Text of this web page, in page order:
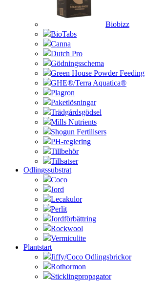
Biobizz
BioTabs
Canna
Dutch Pro
Gödningsschema
Green House Powder Feeding
GHE®/Terra Aquatica®
Plagron
Paketlösningar
Trädgårdsgödsel
Mills Nutrients
Shogun Fertilisers
PH-reglering
Tillbehör
Tillsatser
Odlingssubstrat
Coco
Jord
Lecakulor
Perlit
Jordförbättring
Rockwool
Vermiculite
Plantstart
Jiffy/Coco Odlingsbrickor
Rothormon
Sticklingpropagator